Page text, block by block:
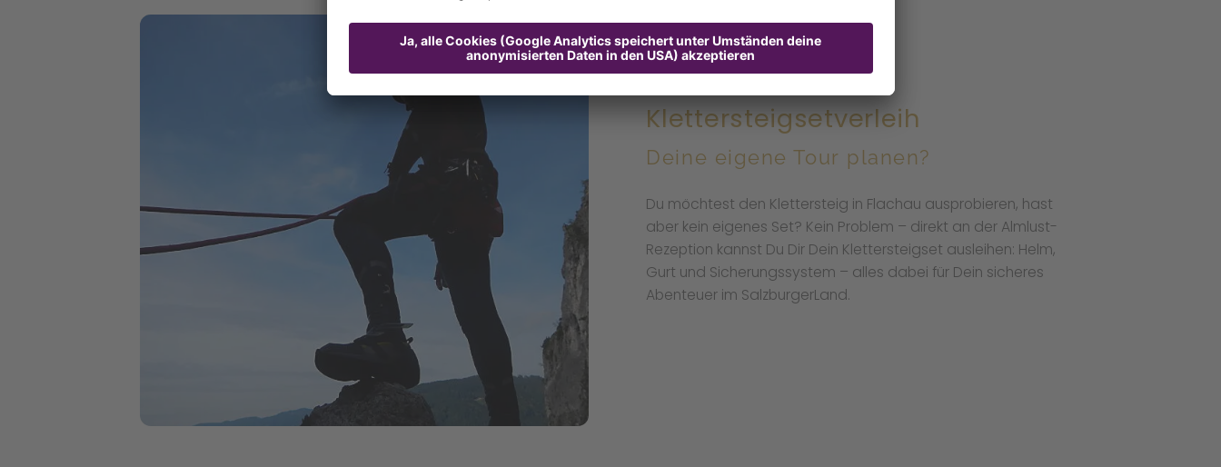
Klettersteigsetverleih
Deine eigene Tour planen?
Du möchtest den Klettersteig in Flachau ausprobieren, hast
aber kein eigenes Set? Kein Problem – direkt an der Almlust-
Rezeption kannst Du Dir Dein Klettersteigset ausleihen: Helm,
Gurt und Sicherungssystem – alles dabei für Dein sicheres
Abenteuer im SalzburgerLand.